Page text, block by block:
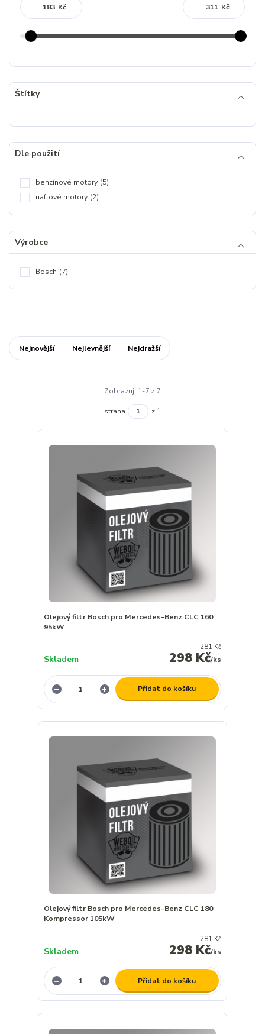
Kč Kč
Štítky
Dle použití
benzínové motory (5)
naftové motory (2)
Výrobce
Bosch (7)
Nejnovější Nejlevnější Nejdražší
Zobrazuji 1-7 z 7
strana z 1
Olejový filtr Bosch pro Mercedes-Benz CLC 160
95kW
281 Kč
298 Kč/ks
Skladem
Přidat do košíku
Olejový filtr Bosch pro Mercedes-Benz CLC 180
Kompressor 105kW
281 Kč
298 Kč/ks
Skladem
Přidat do košíku